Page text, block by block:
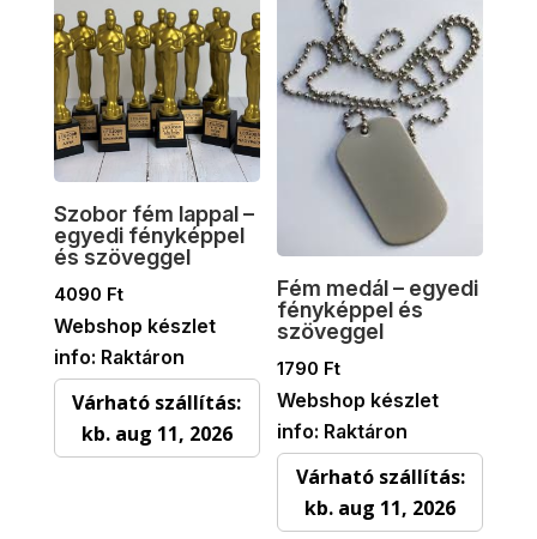
Szobor fém lappal –
egyedi fényképpel
és szöveggel
4090 Ft
Webshop készlet
info: Raktáron
Várható szállítás:
kb. aug 11, 2026
Fém medál – egyedi
fényképpel és
szöveggel
1790 Ft
Webshop készlet
info: Raktáron
Várható szállítás:
kb. aug 11, 2026